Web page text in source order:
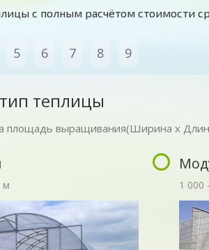
с полным расчётом стоимости
5 6 7 8 9
теплицы
площадь выращивания(Ширина x
м 1 000